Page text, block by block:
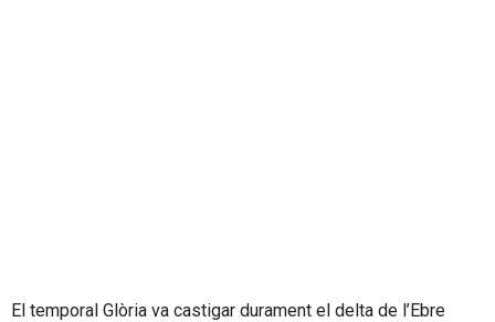
El temporal Glòria va castigar durament el delta de l’Ebre